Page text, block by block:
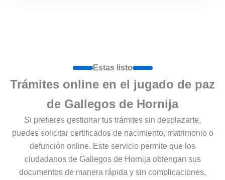
Estas listo
Trámites online en el jugado de paz
de Gallegos de Hornija
Si prefieres gestionar tus trámites sin desplazarte,
puedes solicitar certificados de nacimiento, matrimonio o
defunción online. Este servicio permite que los
ciudadanos de Gallegos de Hornija obtengan sus
documentos de manera rápida y sin complicaciones,